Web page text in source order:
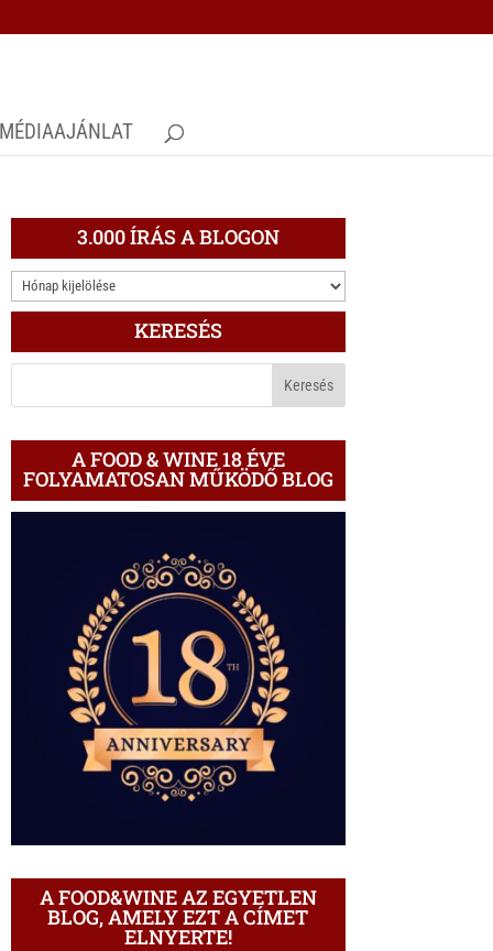
MÉDIAAJÁNLAT
3.000 ÍRÁS A BLOGON
3.000
ÍRÁS
BLOGON
KERESÉS
A FOOD & WINE 18 ÉVE
FOLYAMATOSAN MŰKÖDŐ BLOG
A FOOD&WINE AZ EGYETLEN
BLOG, AMELY EZT A CÍMET
ELNYERTE!